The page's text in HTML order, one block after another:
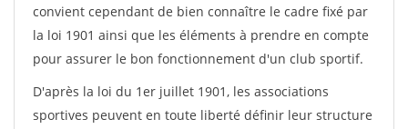
convient cependant de bien connaître le cadre fixé par
la loi 1901 ainsi que les éléments à prendre en compte
pour assurer le bon fonctionnement d'un club sportif.
D'après la loi du 1er juillet 1901, les associations
sportives peuvent en toute liberté définir leur structure